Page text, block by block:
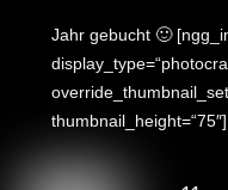
Jahr gebucht 🙂
thumbnail_height=“75″]